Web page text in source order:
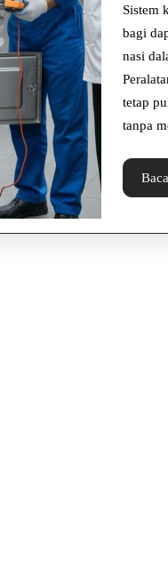
Sistem
bagi
nasi
tetap
tanpa